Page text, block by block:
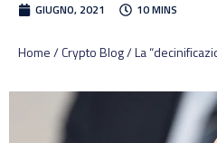
GIUGNO, 2021 10 MINS
Home / Crypto Blog / La